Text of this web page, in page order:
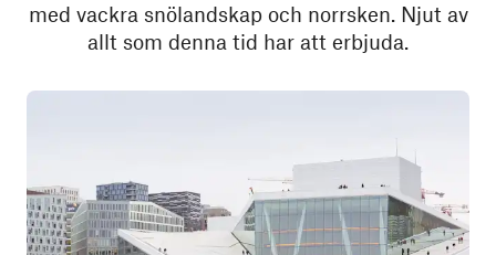
med vackra snölandskap och norrsken. Njut av
allt som denna tid har att erbjuda.